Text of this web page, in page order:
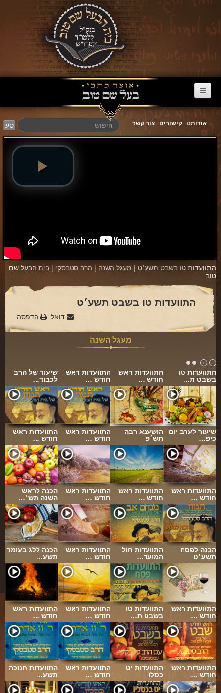
דף הבית
ערוץ הבעל שם טוב
פינת הלכה
חסד
גבורה
תפארת
הוד
מלכות
סיפורי הבעל שם טוב
הרב שמואל אליהו
הרב מיכי יוספי
ארכיון
תרומות
שאלות ותשובות
קבלת קהל
חנות ספרים
מאמרים
פרשת השבוע
מעגל השנה
הבעל שם-טוב
אירועים מיוחדים
סע אודותנו קישורים צור קשר
התוועדות טו בשבט תשע׳ט | מעגל השנה | הרב סטבסקי | בית הבעל שם
טוב
התוועדות טו בשבט תשע׳ט
הדפסה דואל
מעגל השנה
שיעור של הרב
לכבוד…
התוועדות ראש
חודש …
התוועדות ראש
חודש …
התוועדות טו
בשבט ת…
התוועדות ראש
חודש …
התוועדות ראש
חודש …
הושענא רבה
תש׳פ
שיעור לערב יום
כיפ…
הכנה לראש
השנה תש׳…
התוועדות ראש
חודש …
התוועדות ראש
חודש …
התוועדות ראש
חודש …
הכנה ללג בעומר
תשע…
התוועדות ראש
חודש …
התוועדות חול
המועד…
הכנה לפסח
תשע׳ט
התוועדות ראש
חודש …
התוועדות ראש
חודש …
התוועדות טו
בשבט ת…
התוועדות ראש
חודש …
התוועדות חנוכה
תשע…
התוועדות ראש
חודש …
התוועדות יט
כסלו
התוועדות ראש
חודש …